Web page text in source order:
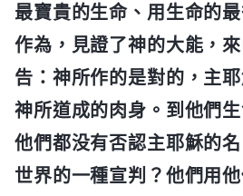
最寶貴的生命、用生命的
作為，見證了神的大能，
告：神所作的是對的，主
神所道成的肉身。到他們
他們都没有否認主耶穌的
世界的一種宣判？他們用